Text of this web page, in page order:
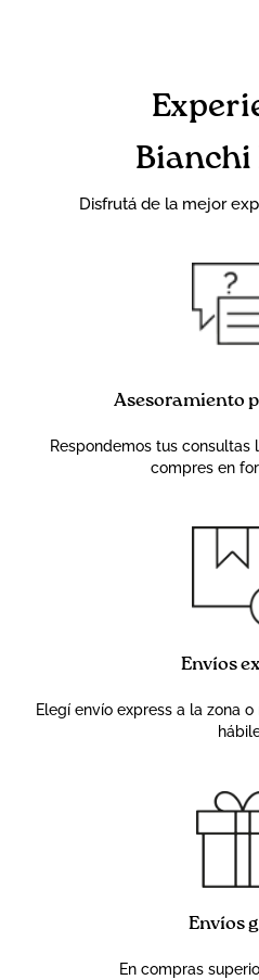
Bianchi
Disfrutá de la mejor
Asesoramiento
Respondemos tus
compres en
Envíos
Elegí envío express a la zona
Envíos
En compras